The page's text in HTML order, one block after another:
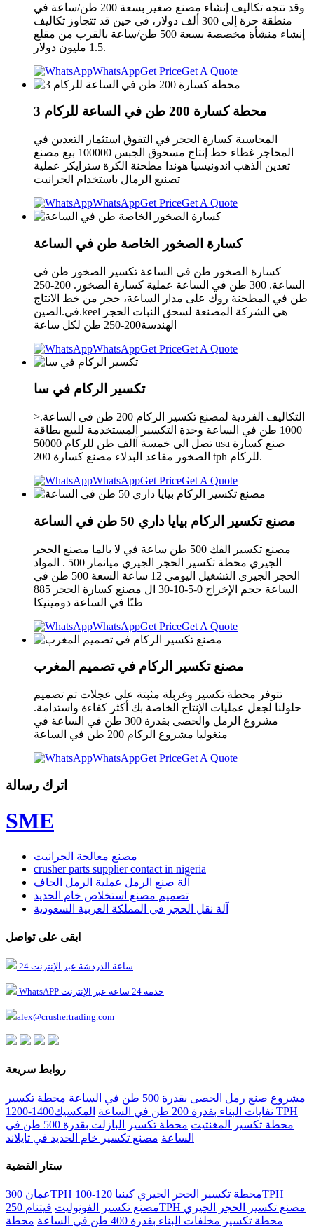
وقد تتجه تكاليف إنشاء مصنع صغير بسعة 200 طن/ساعة في
منطقة حرة إلى 300 ألف دولار، في حين قد تتجاوز تكاليف
إنشاء منشأة مخصصة بسعة 500 طن/ساعة بالقرب من مقلع
1.5 مليون دولار.
WhatsAppGet PriceGet A Quote
محطة كسارة 200 طن في الساعة للركام 3
المحاسبة كسارة الحجر في التفوق استثمار التعدين في
المحاجر غطاء خط إنتاج مسحوق الجبس 100000 بيع مصنع
تعدين الذهب اندونيسيا هوندا مطحنة الكرة سترايكر عملية
تصنيع الرمال باستخدام الجرانيت
WhatsAppGet PriceGet A Quote
كسارة الصخور الخاصة طن في الساعة
كسارة الصخور طن في الساعة تكسير الصخور طن فى
الساعة. 300 طن في الساعة عملية كسارة الصخور. 200-250
طن في المطحنة روك على مدار الساعة، حجر من خط الانتاج
في.الصين.keel هي الشركة المصنعة لسحق النبات الحجر
الهندسة200-250 طن لكل ساعة
WhatsAppGet PriceGet A Quote
تكسير الركام في سا
>التكاليف الفردية لمصنع تكسير الركام 200 طن في الساعة.
1000 طن في الساعة وحدة التكسير المستخدمة للبيع بطاقة
تصل الى خمسة آالف طن للركام 50000 usa صنع كسارة
الصخور مقاعد البدلاء مصنع كسارة 200 tph للركام.
WhatsAppGet PriceGet A Quote
مصنع تكسير الركام بيايا داري 50 طن في الساعة
مصنع تكسير الفك 500 طن ساعة في لا بالما مصنع الحجر
الجيري محطة تكسير الحجر الجيري ميانمار 500 . المواد
الحجر الجيري التشغيل اليومي 12 ساعة السعة 500 طن في
الساعة حجم الإخراج 0-5-10-30 ال مصنع كسارة الحجر 885
طنًا في الساعة دومينيكا
WhatsAppGet PriceGet A Quote
مصنع تكسير الركام في تصميم المغرب
تتوفر محطة تكسير وغربلة مثبتة على عجلات تم تصميم
حلولنا لجعل عمليات الإنتاج الخاصة بك أكثر كفاءة واستدامة.
مشروع الرمل والحصى بقدرة 300 طن في الساعة في
منغوليا مشروع الركام 200 طن في الساعة
WhatsAppGet PriceGet A Quote
اترك رسالة
SME
مصنع معالجة الجرانيت
crusher parts supplier contact in nigeria
آلة صنع الرمل عملية الرمل الجاف
تصميم مصنع استخلاص خام الحديد
آلة نقل الحجر في المملكة العربية السعودية
ابقى على تواصل
24 ساعة الدردشة عبر الإنترنت
WhatsAPP خدمة 24 ساعة عبر الإنترنت
alex@crushertrading.com
روابط سريعة
مشروع صنع رمل الحصى بقدرة 500 طن في الساعة
محطة تكسير
نفايات البناء بقدرة 200 طن في الساعة
المكسيك1400-1200 TPH
محطة تكسير المغنتيت
محطة تكسير البازلت بقدرة 500 طن في
الساعة مصنع تكسير خام الحديد في تايلاند
ستار القضية
عمان 300TPH محطة تكسير الحجر الجيري
كينيا 120-100TPH
مصنع تكسير الفونوليت
فيتنام 250TPH مصنع تكسير الحجر الجيري
محطة تكسير مخلفات البناء بقدرة 400 طن في الساعة
محطة